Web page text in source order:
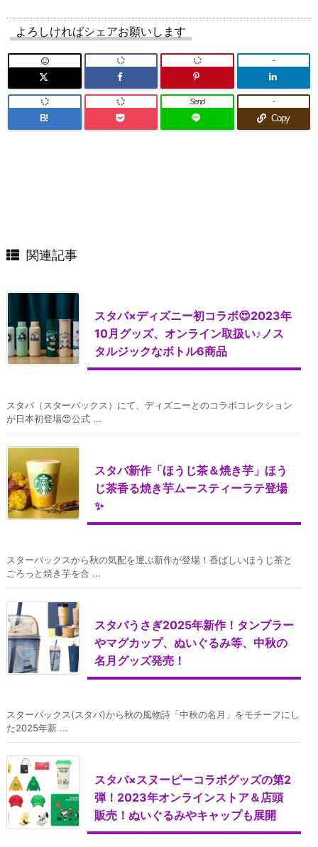
よろしければシェアお願いします
-
B!
Send
Copy
-
関連記事
スタバ×ディズニー初コラボ😍2023年
10月グッズ、オンライン取扱い♪ノス
タルジックなボトル6商品
スタバ（スターバックス）にて、ディズニーとのコラボコレクション
が日本初登場😍公式 ...
スタバ新作「ほうじ茶＆焼き芋」ほう
じ茶香る焼き芋ムースティーラテ登場
✨
スターバックスから秋の気配を運ぶ新作が登場！香ばしいほうじ茶と
ごろっと焼き芋を合 ...
スタバうさぎ2025年新作！タンブラー
やマグカップ、ぬいぐるみ等、中秋の
名月グッズ発売！
スターバックス(スタバ)から秋の風物詩「中秋の名月」をモチーフにし
た2025年新 ...
スタバ×スヌーピーコラボグッズの第2
弾！2023年オンラインストア＆店頭
販売！ぬいぐるみやキャップも展開